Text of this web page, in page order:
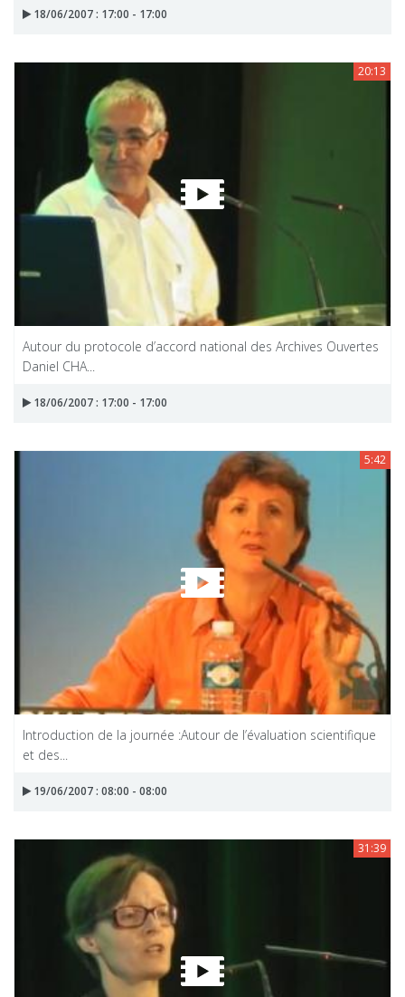
18/06/2007 : 17:00 - 17:00
20:13
Autour du protocole d’accord national des Archives Ouvertes
Daniel CHA...
18/06/2007 : 17:00 - 17:00
5:42
Introduction de la journée :Autour de l’évaluation scientifique
et des...
19/06/2007 : 08:00 - 08:00
31:39